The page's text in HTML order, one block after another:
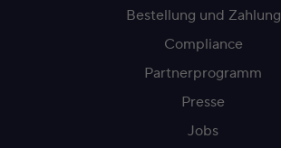
Bestellung und Zahlung
Compliance
Partnerprogramm
Presse
Jobs